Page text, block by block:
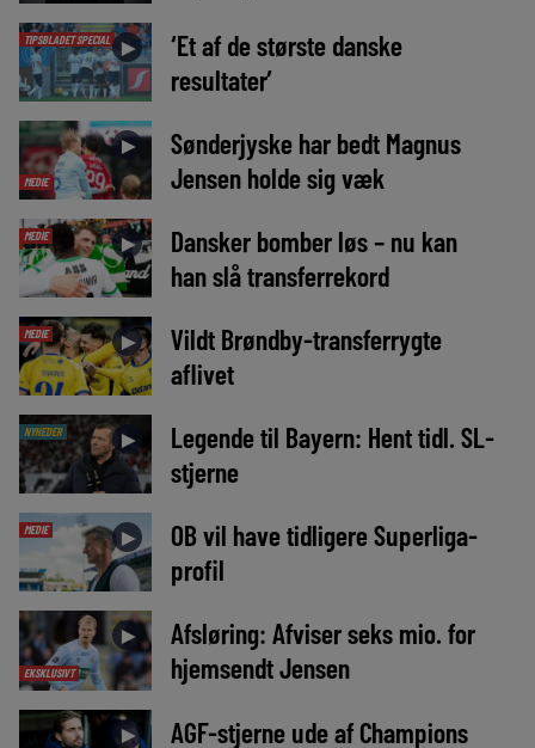
TIPSBLADET SPECIAL ►
‘Et af de største danske
resultater’
MEDIE
►
Sønderjyske har bedt Magnus
Jensen holde sig væk
MEDIE ►
Dansker bomber løs – nu kan
han slå transferrekord
MEDIE ►
Vildt Brøndby-transferrygte
aflivet
NYHEDER ►
Legende til Bayern: Hent tidl. SL-
stjerne
MEDIE ►
OB vil have tidligere Superliga-
profil
EKSKLUSIVT
►
Afsløring: Afviser seks mio. for
hjemsendt Jensen
►
AGF-stjerne ude af Champions